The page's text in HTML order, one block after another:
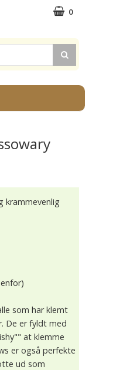
0
krammevenlig
som har klemt
De er fyldt med
at klemme
er også perfekte
ud som